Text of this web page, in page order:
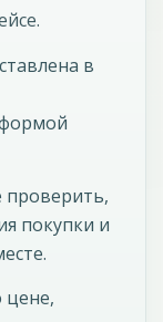
в
покупки и
цене,